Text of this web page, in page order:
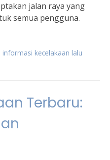
jalan raya yang
semua pengguna.
informasi kecelakaan lalu
Terbaru: